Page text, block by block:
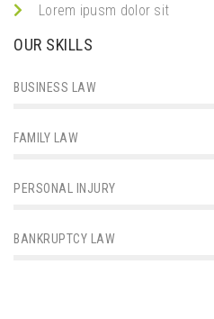
Lorem ipusm dolor sit
OUR SKILLS
BUSINESS LAW
FAMILY LAW
PERSONAL INJURY
BANKRUPTCY LAW